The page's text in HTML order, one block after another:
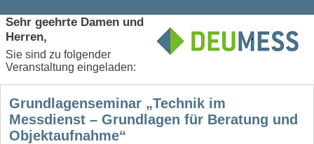
Sehr geehrte Damen und
Herren,
Sie sind zu folgender
Veranstaltung eingeladen:
Grundlagenseminar „Technik im
Messdienst – Grundlagen für Beratung und
Objektaufnahme“